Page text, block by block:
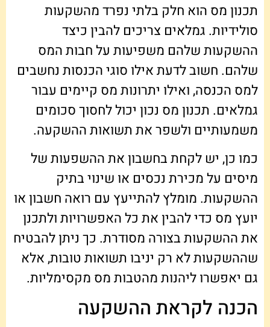
תכנון מס הוא חלק בלתי נפרד מהשקעות
סולידיות. גמלאים צריכים להבין כיצד
ההשקעות שלהם משפיעות על חבות המס
שלהם. חשוב לדעת אילו סוגי הכנסות נחשבים
למס הכנסה, ואילו יתרונות מס קיימים עבור
גמלאים. תכנון מס נכון יכול לחסוך סכומים
משמעותיים ולשפר את תשואות ההשקעה.
כמו כן, יש לקחת בחשבון את ההשפעות של
מיסים על מכירת נכסים או שינוי בתיק
ההשקעות. מומלץ להתייעץ עם רואה חשבון או
יועץ מס כדי להבין את כל האפשרויות ולתכנן
את ההשקעות בצורה מסודרת. כך ניתן להבטיח
שההשקעות לא רק יניבו תשואות טובות, אלא
גם יאפשרו ליהנות מהטבות מס מקסימליות.
הכנה לקראת ההשקעה